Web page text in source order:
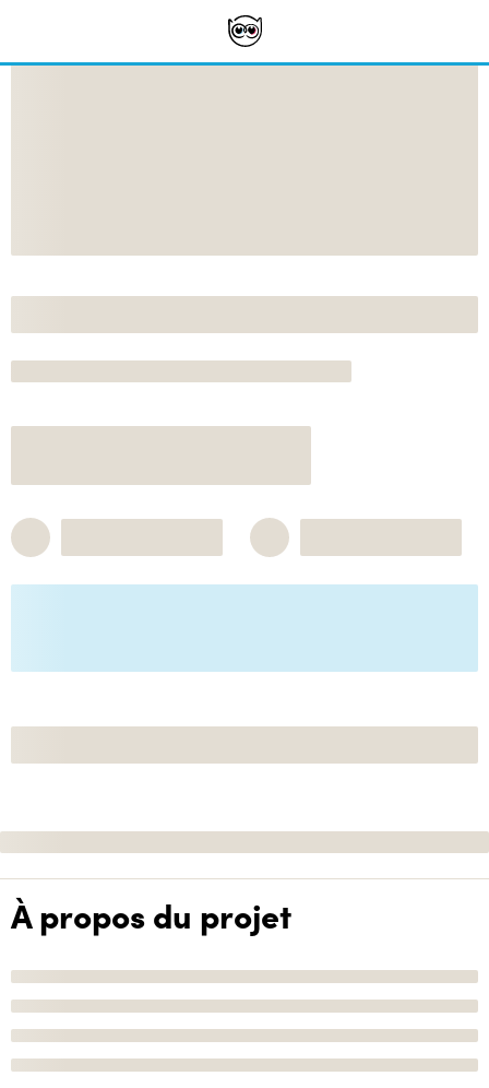
À propos du projet